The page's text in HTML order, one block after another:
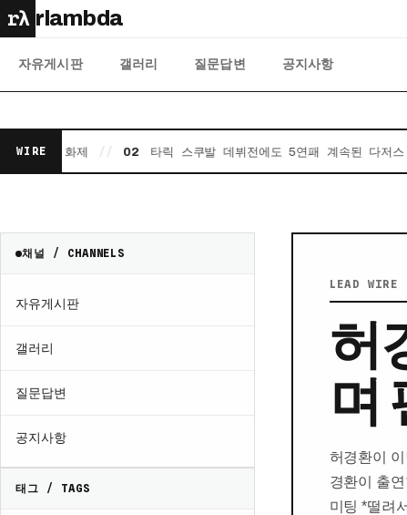
rλ rlambda
자유게시판 갤러리 질문답변 공지사항
WIRE
화제 02 타릭 스쿠발 데뷔전에도 5연패 계속된 다저스 // 03
채널 / CHANNELS
자유게시판
갤러리
질문답변
공지사항
태그 / TAGS
LEAD
허
며
허경환이
경환이 출
미팅 *떨려